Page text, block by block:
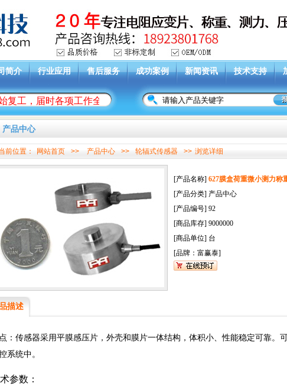
简介 行业应用 售后服务 成功案例 新闻资讯 技术支持
工，届时各项工作全面开启。祝大家在新的一年工作愉快，一路长
产品中心
前位置： 网站首页 >> 产品中心 >> 轮辐式传感器 >> 浏览详细
[产品名称] 627膜盒荷重微小测力称
[产品分类] 产品中心
[产品编号] 92
[商品库存] 9000000
[商品单位] 台
[品牌：富赢泰]
描述
：传感器采用平膜感压片，外壳和膜片一体结构，体积小、性能稳定可靠。
系统中。
参数：